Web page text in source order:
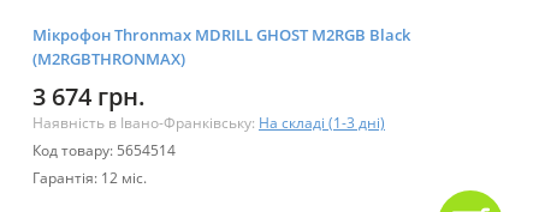
Мікрофон Thronmax MDRILL GHOST M2RGB Black
(M2RGBTHRONMAX)
3 674 грн.
Наявність в Івано-Франківську: На складі (1-3 дні)
Код товару: 5654514
Гарантія: 12 міс.